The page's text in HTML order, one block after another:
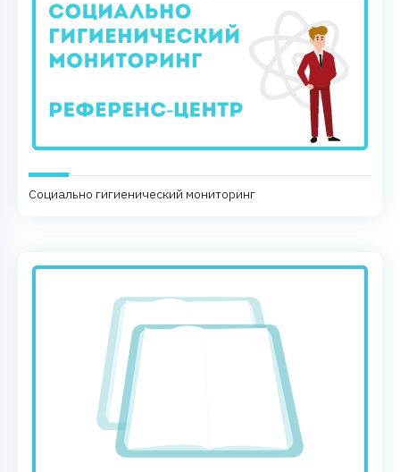
Социально гигиенический мониторинг